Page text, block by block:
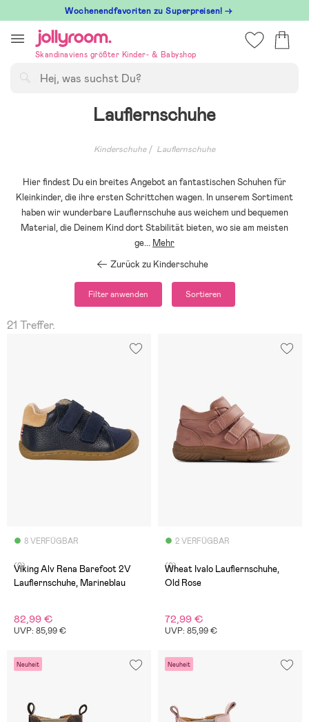
till
innehållet
Wochenendfavoriten zu Superpreisen! →
Skandinaviens größter Kinder- & Babyshop
Lauflernschuhe
Kinderschuhe Lauflernschuhe
Hier findest Du ein breites Angebot an fantastischen Schuhen für
Kleinkinder, die ihre ersten Schrittchen wagen. In unserem Sortiment
haben wir wunderbare Lauflernschuhe aus weichem und bequemen
Material, die Deinem Kind dort Stabilität bieten, wo sie am meisten
ge... Mehr
Zurück zu Kinderschuhe
Filter anwenden Sortieren
21 Treffer.
8 VERFÜGBAR
(0)
Viking Alv Rena Barefoot 2V
Lauflernschuhe, Marineblau
82,99 €
UVP: 85,99 €
2 VERFÜGBAR
(0)
Wheat Ivalo Lauflernschuhe,
Old Rose
72,99 €
UVP: 85,99 €
Neuheit Neuheit